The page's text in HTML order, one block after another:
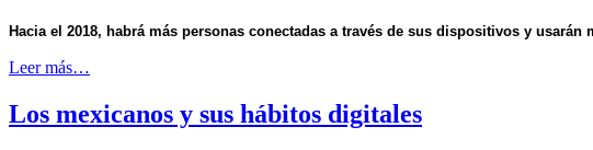
Hacia el 2018, habrá más personas conectadas a través de sus dispositivos y
Leer más…
Los mexicanos y sus hábitos digitales